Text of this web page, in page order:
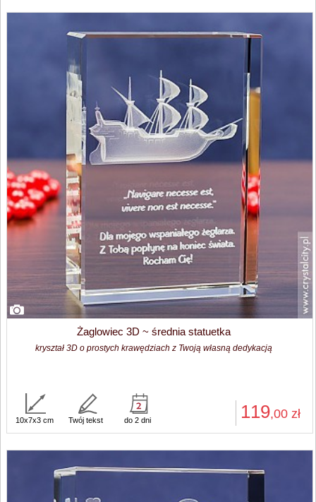
Żaglowiec 3D ~ średnia statuetka
kryształ 3D o prostych krawędziach z Twoją własną dedykacją
119,00 zł
10x7x3 cm Twój tekst do 2 dni